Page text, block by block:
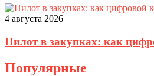
4 августа 2026
Пилот в закупках: как
Популярные